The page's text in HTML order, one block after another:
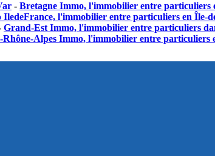
- Bretagne Immo, l'immobilier entre particuliers
IledeFrance, l'immobilier entre particuliers en Île-
Grand-Est Immo, l'immobilier entre particuliers
Rhône-Alpes Immo, l'immobilier entre particuliers